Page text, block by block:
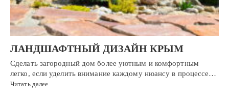
ЛАНДШАФТНЫЙ ДИЗАЙН КРЫМ
Сделать загородный дом более уютным и комфортным
легко, если уделить внимание каждому нюансу в процессе…
Читать далее